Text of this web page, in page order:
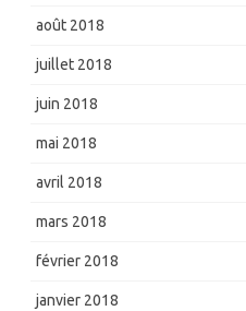
août 2018
juillet 2018
juin 2018
mai 2018
avril 2018
mars 2018
février 2018
janvier 2018